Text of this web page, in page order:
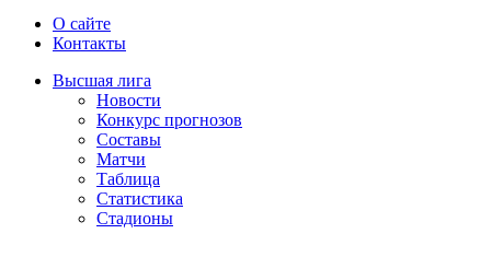
О сайте
Контакты
Высшая лига
Новости
Конкурс прогнозов
Составы
Матчи
Таблица
Статистика
Стадионы